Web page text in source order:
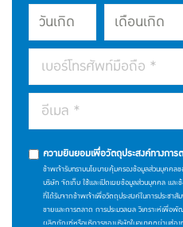
ความยินยอมเพื่อวัตถุประสงค์ทางการ
ข้าพเจ้ารับทราบนโยบายคุ้มครองข้อมูลส่วนบุคคล
บริษัท จัดเก็บ ใช้และเปิดเผยข้อมูลส่วนบุคคล แล
ที่ได้รับจากข้าพเจ้าเพื่อวัตถุประสงค์ในการประชา
ขายและการตลาด การประมวลผล วิเคราะห์เพื่อ
ผลิตภัณฑ์หรือบริการของบริษัทในอนาคตผ่านช่อ